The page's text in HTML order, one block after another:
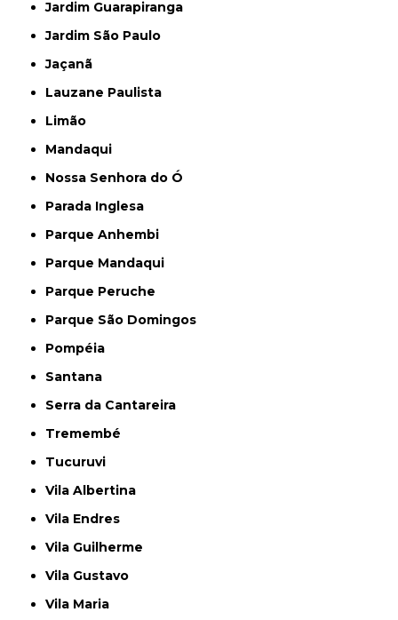
Jardim Guarapiranga
Jardim São Paulo
Jaçanã
Lauzane Paulista
Limão
Mandaqui
Nossa Senhora do Ó
Parada Inglesa
Parque Anhembi
Parque Mandaqui
Parque Peruche
Parque São Domingos
Pompéia
Santana
Serra da Cantareira
Tremembé
Tucuruvi
Vila Albertina
Vila Endres
Vila Guilherme
Vila Gustavo
Vila Maria